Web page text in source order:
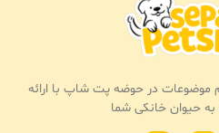
موضوعات در حوضه پت شاپ با ارائه
حیوان خانکی شما